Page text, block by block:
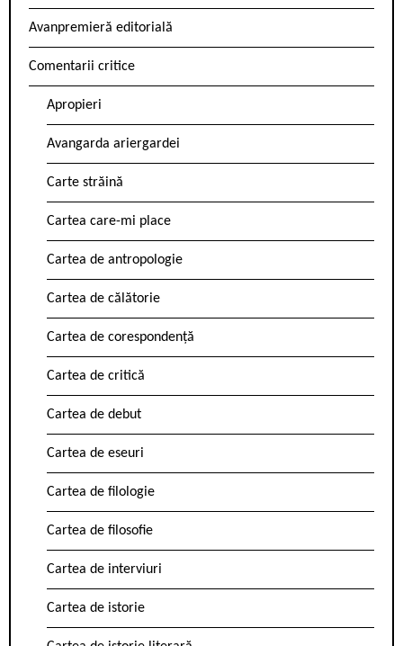
Avanpremieră editorială
Comentarii critice
Apropieri
Avangarda ariergardei
Carte străină
Cartea care-mi place
Cartea de antropologie
Cartea de călătorie
Cartea de corespondență
Cartea de critică
Cartea de debut
Cartea de eseuri
Cartea de filologie
Cartea de filosofie
Cartea de interviuri
Cartea de istorie